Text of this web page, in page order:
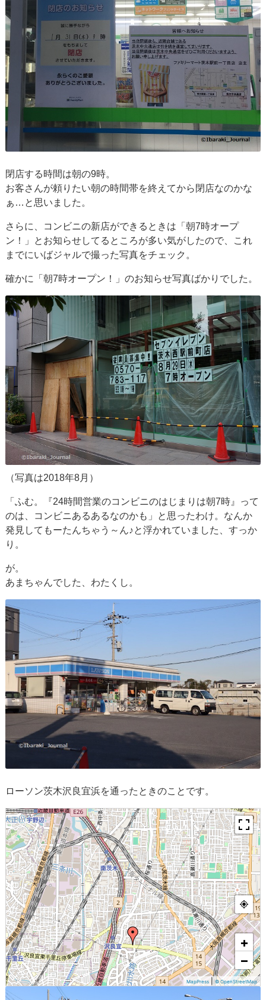
閉店する時間は朝の9時。
お客さんが頼りたい朝の時間帯を終えてから閉店なのかな
ぁ…と思いました。
さらに、コンビニの新店ができるときは「朝7時オープ
ン！」とお知らせしてるところが多い気がしたので、これ
までにいばジャルで撮った写真をチェック。
確かに「朝7時オープン！」のお知らせ写真ばかりでした。
（写真は2018年8月）
「ふむ。『24時間営業のコンビニのはじまりは朝7時』って
のは、コンビニあるあるなのかも」と思ったわけ。なんか
発見してもーたんちゃう～ん♪と浮かれていました、すっか
り。
が。
あまちゃんでした、わたくし。
ローソン茨木沢良宜浜を通ったときのことです。
+
−
MapPress|© OpenStreetMap